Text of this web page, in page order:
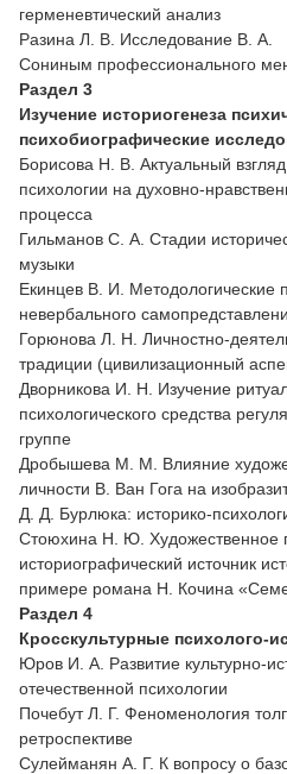
герменевтический анализ
Разина Л. В. Исследование В. А.
Сониным профессионального
Раздел 3
Изучение историогенеза
психобиографические
Борисова Н. В. Актуальный
психологии на духовно-
процесса
Гильманов С. А. Стадии
музыки
Екинцев В. И. Методологические
невербального
Горюнова Л. Н. Личностно-
традиции (цивилизационный
Дворникова И. Н. Изучение
психологического средства
группе
Дробышева М. М. Влияние
личности В. Ван Гога на
Д. Д. Бурлюка: историко-
Стоюхина Н. Ю. Художественное
историографический источник
примере романа Н. Кочина
Раздел 4
Кросскультурные психолого-
Юров И. А. Развитие культурно-
отечественной психологии
Почебут Л. Г. Феноменология
ретроспективе
Сулейманян А. Г. К вопросу о